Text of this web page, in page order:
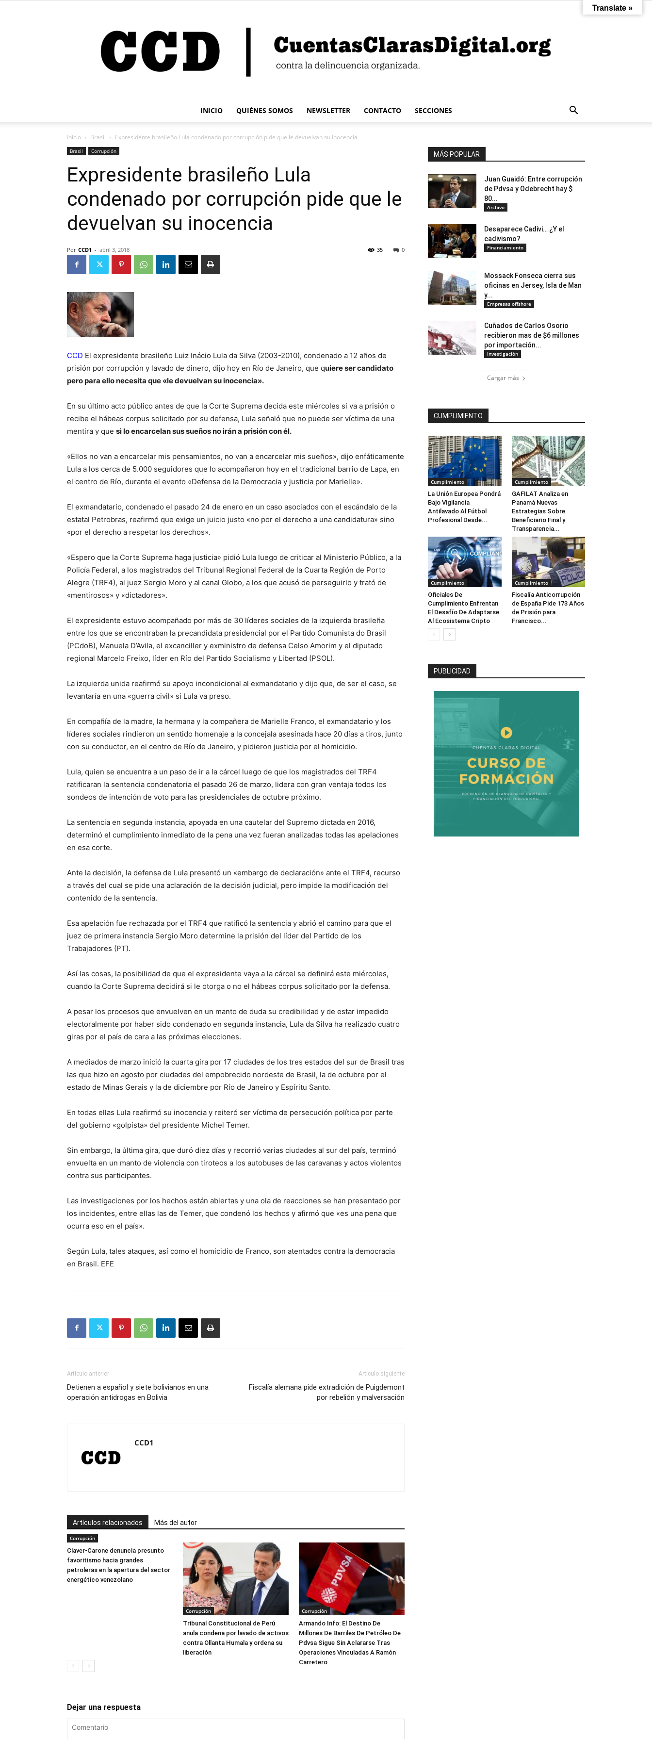
Claras
INICIO QUIÉNES SOMOS NEWSLETTER CONTACTO SECCIONES
Inicio Brasil Expresidente brasileño Lula condenado por corrupción pide que le devuelvan su inocencia
Brasil Corrupción
Expresidente brasileño Lula
condenado por corrupción pide que le
devuelvan su inocencia
Por CCD1 - abril 3, 2018 0
35
CCD El expresidente brasileño Luiz Inácio Lula da Silva (2003-2010), condenado a 12 años de
prisión por corrupción y lavado de dinero, dijo hoy en Río de Janeiro, que quiere ser candidato
pero para ello necesita que «le devuelvan su inocencia».
En su último acto público antes de que la Corte Suprema decida este miércoles si va a prisión o
recibe el hábeas corpus solicitado por su defensa, Lula señaló que no puede ser víctima de una
mentira y que si lo encarcelan sus sueños no irán a prisión con él.
«Ellos no van a encarcelar mis pensamientos, no van a encarcelar mis sueños», dijo enfáticamente
Lula a los cerca de 5.000 seguidores que lo acompañaron hoy en el tradicional barrio de Lapa, en
el centro de Río, durante el evento «Defensa de la Democracia y justicia por Marielle».
El exmandatario, condenado el pasado 24 de enero en un caso asociados con el escándalo de la
estatal Petrobras, reafirmó que exige un juicio justo «no por el derecho a una candidatura» sino
«por el derecho a respetar los derechos».
«Espero que la Corte Suprema haga justicia» pidió Lula luego de criticar al Ministerio Público, a la
Policía Federal, a los magistrados del Tribunal Regional Federal de la Cuarta Región de Porto
Alegre (TRF4), al juez Sergio Moro y al canal Globo, a los que acusó de perseguirlo y trató de
«mentirosos» y «dictadores».
El expresidente estuvo acompañado por más de 30 líderes sociales de la izquierda brasileña
entre los que se encontraban la precandidata presidencial por el Partido Comunista do Brasil
(PCdoB), Manuela D’Avila, el excanciller y exministro de defensa Celso Amorim y el diputado
regional Marcelo Freixo, líder en Río del Partido Socialismo y Libertad (PSOL).
La izquierda unida reafirmó su apoyo incondicional al exmandatario y dijo que, de ser el caso, se
levantaría en una «guerra civil» si Lula va preso.
En compañía de la madre, la hermana y la compañera de Marielle Franco, el exmandatario y los
líderes sociales rindieron un sentido homenaje a la concejala asesinada hace 20 días a tiros, junto
con su conductor, en el centro de Río de Janeiro, y pidieron justicia por el homicidio.
Lula, quien se encuentra a un paso de ir a la cárcel luego de que los magistrados del TRF4
ratificaran la sentencia condenatoria el pasado 26 de marzo, lidera con gran ventaja todos los
sondeos de intención de voto para las presidenciales de octubre próximo.
La sentencia en segunda instancia, apoyada en una cautelar del Supremo dictada en 2016,
determinó el cumplimiento inmediato de la pena una vez fueran analizadas todas las apelaciones
en esa corte.
Ante la decisión, la defensa de Lula presentó un «embargo de declaración» ante el TRF4, recurso
a través del cual se pide una aclaración de la decisión judicial, pero impide la modificación del
contenido de la sentencia.
Esa apelación fue rechazada por el TRF4 que ratificó la sentencia y abrió el camino para que el
juez de primera instancia Sergio Moro determine la prisión del líder del Partido de los
Trabajadores (PT).
Así las cosas, la posibilidad de que el expresidente vaya a la cárcel se definirá este miércoles,
cuando la Corte Suprema decidirá si le otorga o no el hábeas corpus solicitado por la defensa.
A pesar los procesos que envuelven en un manto de duda su credibilidad y de estar impedido
electoralmente por haber sido condenado en segunda instancia, Lula da Silva ha realizado cuatro
giras por el país de cara a las próximas elecciones.
A mediados de marzo inició la cuarta gira por 17 ciudades de los tres estados del sur de Brasil tras
las que hizo en agosto por ciudades del empobrecido nordeste de Brasil, la de octubre por el
estado de Minas Gerais y la de diciembre por Río de Janeiro y Espíritu Santo.
En todas ellas Lula reafirmó su inocencia y reiteró ser víctima de persecución política por parte
del gobierno «golpista» del presidente Michel Temer.
Sin embargo, la última gira, que duró diez días y recorrió varias ciudades al sur del país, terminó
envuelta en un manto de violencia con tiroteos a los autobuses de las caravanas y actos violentos
contra sus participantes.
Las investigaciones por los hechos están abiertas y una ola de reacciones se han presentado por
los incidentes, entre ellas las de Temer, que condenó los hechos y afirmó que «es una pena que
ocurra eso en el país».
Según Lula, tales ataques, así como el homicidio de Franco, son atentados contra la democracia
en Brasil. EFE
Artículo anterior
Detienen a español y siete bolivianos en una
operación antidrogas en Bolivia
Artículo siguiente
Fiscalía alemana pide extradición de Puigdemont
por rebelión y malversación
CCD1
Artículos relacionados Más del autor
Corrupción
Claver-Carone denuncia presunto
favoritismo hacia grandes
petroleras en la apertura del sector
energético venezolano
Corrupción
Tribunal Constitucional de Perú
anula condena por lavado de activos
contra Ollanta Humala y ordena su
liberación
Corrupción
Armando Info: El Destino De
Millones De Barriles De Petróleo De
Pdvsa Sigue Sin Aclararse Tras
Operaciones Vinculadas A Ramón
Carretero
Dejar una respuesta
MÁS POPULAR
Juan Guaidó: Entre corrupción
de Pdvsa y Odebrecht hay $
80...
Archivo
Desaparece Cadivi… ¿Y el
cadivismo?
Financiamiento
Mossack Fonseca cierra sus
oficinas en Jersey, Isla de Man
y...
Empresas offshore
Cuñados de Carlos Osorio
recibieron mas de $6 millones
por importación...
Investigación
Cargar más
CUMPLIMIENTO
Cumplimiento
La Unión Europea Pondrá
Bajo Vigilancia
Antilavado Al Fútbol
Profesional Desde...
Cumplimiento
GAFILAT Analiza en
Panamá Nuevas
Estrategias Sobre
Beneficiario Final y
Transparencia...
Cumplimiento
Oficiales De
Cumplimiento Enfrentan
El Desafío De Adaptarse
Al Ecosistema Cripto
Cumplimiento
Fiscalía Anticorrupción
de España Pide 173 Años
de Prisión para
Francisco...
PUBLICIDAD
Translate »